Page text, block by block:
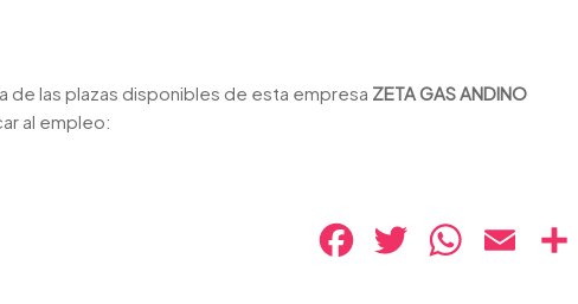
de las plazas disponibles de esta empresa ZETA GAS ANDINO
al empleo:
Facebook
Twitter WhatsApp
Email